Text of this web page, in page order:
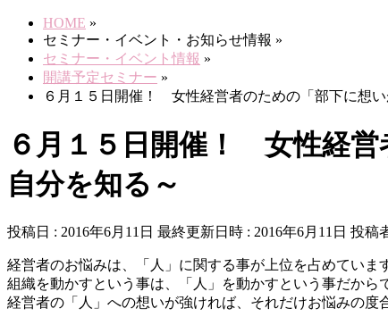
HOME »
セミナー・イベント・お知らせ情報 »
セミナー・イベント情報 »
開講予定セミナー »
６月１５日開催！ 女性経営者のための「部下に想
６月１５日開催！ 女性経営
自分を知る～
投稿日 : 2016年6月11日 最終更新日時 : 2016年6月11日 投稿
経営者のお悩みは、「人」に関する事が上位を占めていま
組織を動かすという事は、「人」を動かすという事だから
経営者の「人」への想いが強ければ、それだけお悩みの度